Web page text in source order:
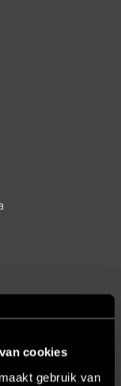
cookies
gebruik van